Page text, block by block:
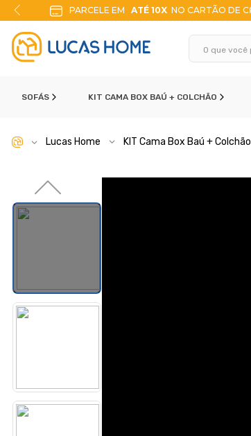
10% DE DESCONTONO PIX
SOFÁS KIT CAMA BOX BAÚ + COLCHÃO
Lucas Home KIT Cama Box Baú + Colchão